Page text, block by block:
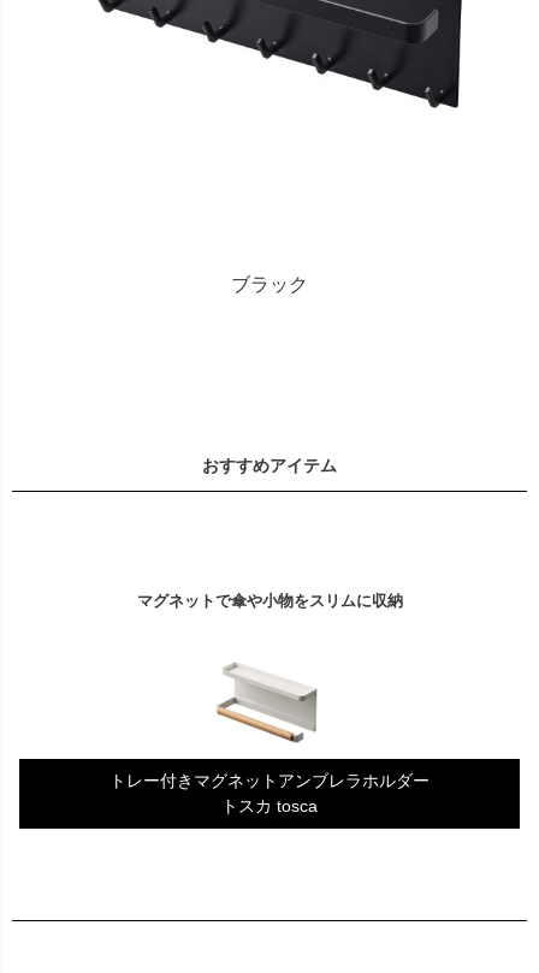
ブラック
おすすめアイテム
マグネットで傘や小物をスリムに収納
トレー付きマグネットアンブレラホルダー
トスカ tosca